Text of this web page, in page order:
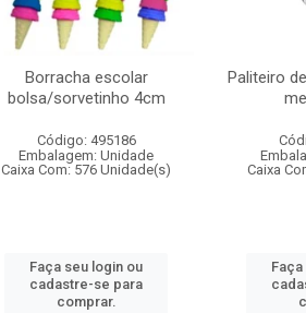
Borracha escolar
bolsa/sorvetinho 4cm
Código: 495186
Embalagem: Unidade
Caixa Com: 576 Unidade(s)
Faça seu login ou
cadastre-se para
comprar.
Paliteiro
Caixa